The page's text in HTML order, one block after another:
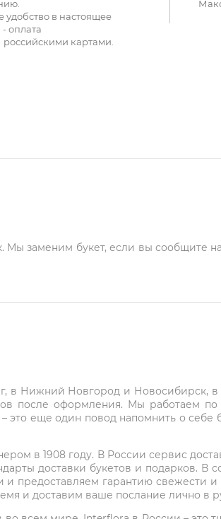
удобство в настоящее
оплата
российскими картами.
заменим букет, если вы сообщите
в Нижний Новгород и Новосибирск,
после оформления. Мы работаем
это еще один повод напомнить о себе
в 1908 году. В России сервис
доставки букетов и подарков. В
предоставляем гарантию свежести и
и доставим ваше послание лично в